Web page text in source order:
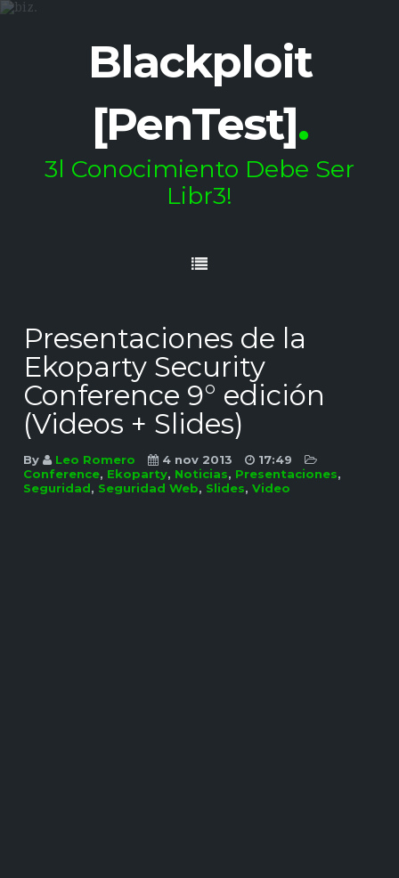
Blackploit
[PenTest].
3l Conocimiento Debe Ser
Libr3!
Presentaciones de la
Ekoparty Security
Conference 9° edición
(Videos + Slides)
By Leo Romero 4 nov 2013
17:49
Conference, Ekoparty, Noticias, Presentaciones,
Seguridad, Seguridad Web, Slides,Video